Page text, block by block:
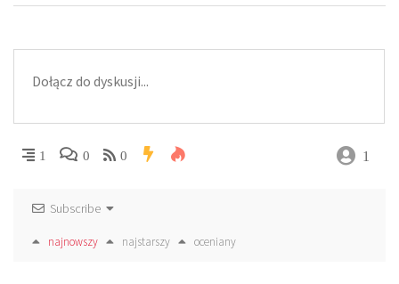
1 0 0 1
Subscribe
najnowszy najstarszy oceniany